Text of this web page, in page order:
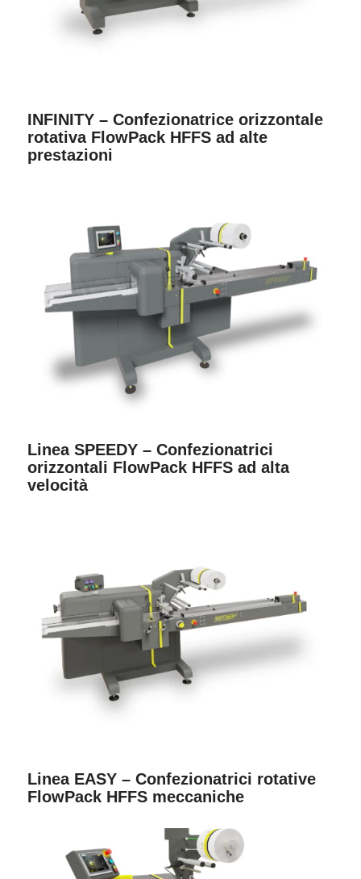
INFINITY – Confezionatrice orizzontale
rotativa FlowPack HFFS ad alte
prestazioni
Linea SPEEDY – Confezionatrici
orizzontali FlowPack HFFS ad alta
velocità
Linea EASY – Confezionatrici rotative
FlowPack HFFS meccaniche